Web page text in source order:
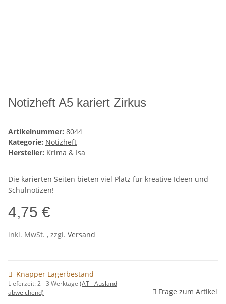
Notizheft A5 kariert Zirkus
Artikelnummer: 8044
Kategorie: Notizheft
Hersteller: Krima & Isa
Die karierten Seiten bieten viel Platz für kreative Ideen und
Schulnotizen!
4,75 €
inkl. MwSt. , zzgl. Versand
Knapper Lagerbestand
Lieferzeit:2 - 3 Werktage (AT - Ausland
abweichend)
Frage zum Artikel